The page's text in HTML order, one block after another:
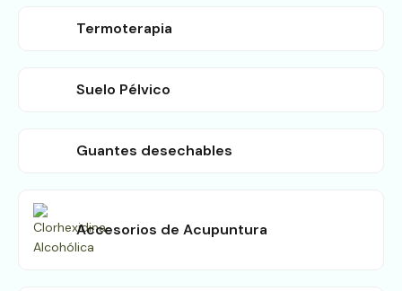
Termoterapia
Suelo Pélvico
Guantes desechables
Accesorios de Acupuntura